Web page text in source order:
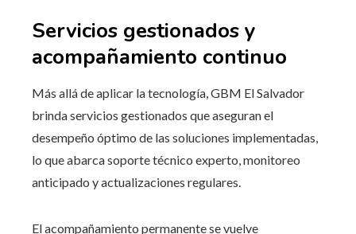
Servicios gestionados y
acompañamiento continuo
Más allá de aplicar la tecnología, GBM El Salvador
brinda servicios gestionados que aseguran el
desempeño óptimo de las soluciones implementadas,
lo que abarca soporte técnico experto, monitoreo
anticipado y actualizaciones regulares.
El acompañamiento permanente se vuelve